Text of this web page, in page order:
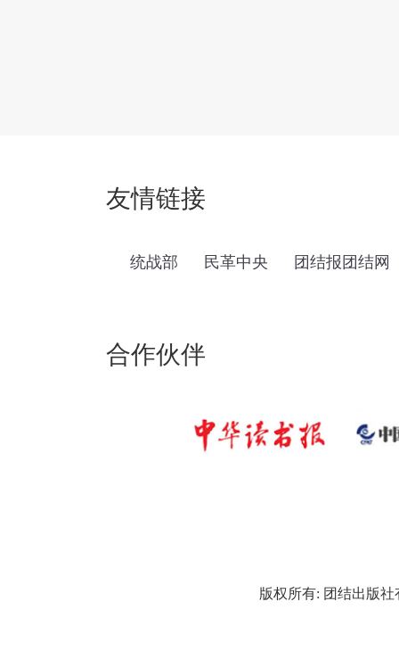
友情链接
统战部 民革中央 团结报团结网
合作伙伴
版权所有: 团结出版社